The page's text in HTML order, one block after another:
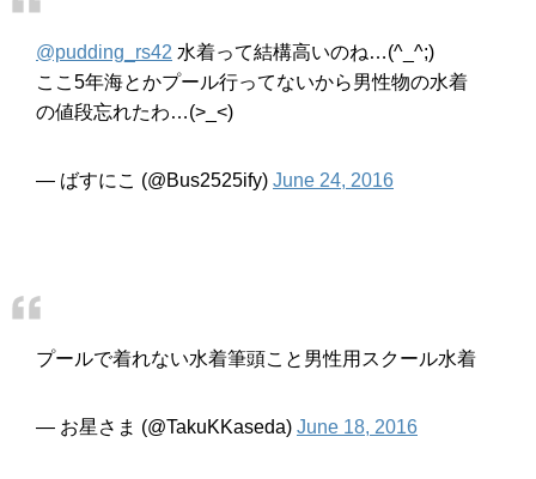
@pudding_rs42 水着って結構高いのね…(^_^;)
ここ5年海とかプール行ってないから男性物の水着
の値段忘れたわ…(>_<)
— ばすにこ (@Bus2525ify) June 24, 2016
プールで着れない水着筆頭こと男性用スクール水着
— お星さま (@TakuKKaseda) June 18, 2016